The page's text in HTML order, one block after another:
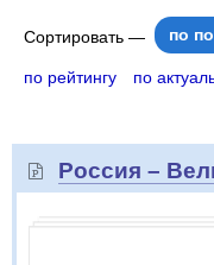
Сортировать — по
по рейтингу по
Россия –